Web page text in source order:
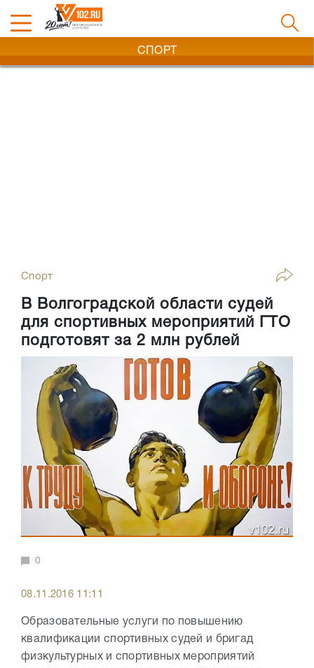
СПОРТ
Спорт
В Волгоградской области судей
для спортивных мероприятий ГТО
подготовят за 2 млн рублей
0
08.11.2016 11:11
Образовательные услуги по повышению
квалификации спортивных судей и бригад
физкультурных и спортивных мероприятий